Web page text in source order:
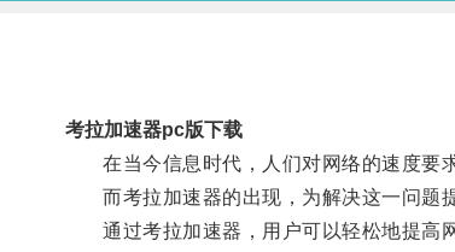
考拉加速器pc版下载
在当今信息时代，人们对网络的速度要求
而考拉加速器的出现，为解决这一问题提
通过考拉加速器，用户可以轻松地提高网